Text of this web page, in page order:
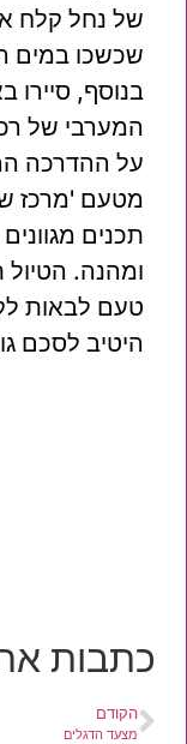
של נחל קלח
שכשכו במים
בנוסף, סיירו
המערבי של
על ההדרכה
מטעם 'מרכז
תכנים
ומהנה.
טעם לבאות
היטיב לסכם
כתבות
הקודם
מצעד הדגלים